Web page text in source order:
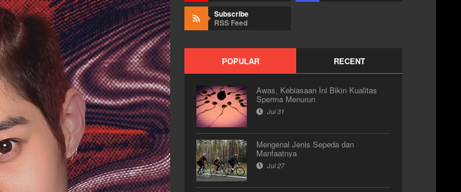
Subscribe
RSS Feed
POPULAR RECENT
Awas, Kebiasaan Ini Bikin Kualitas
Sperma Menurun
Jul 31
Mengenal Jenis Sepeda dan
Manfaatnya
Jul 27